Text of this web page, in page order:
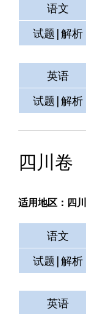
语文
试题|解析
英语
试题|解析
四川卷
适用地区：四川
语文
试题|解析
英语